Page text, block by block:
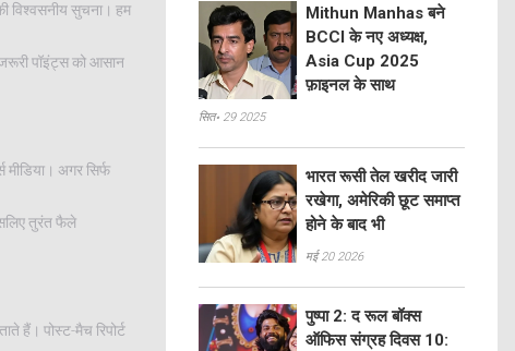
विश्वसनीय सुचना। हम
जरूरी पॉइंट्स को आसान
अगर सिर्फ
तुरंत फैले
हैं। पोस्ट-मैच रिपोर्ट
Mithun Manhas बने
BCCI के नए अध्यक्ष,
Asia Cup 2025
फ़ाइनल के साथ
सित॰ 29 2025
भारत रूसी तेल खरीद जारी
रखेगा, अमेरिकी छूट समाप्त
होने के बाद भी
मई 20 2026
पुष्पा 2: द रूल बॉक्स
ऑफिस संग्रह दिवस 10: